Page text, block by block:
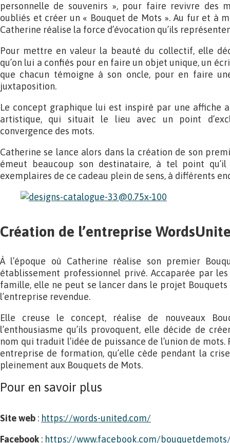
personnelle de souvenirs », pour faire revivre des
oubliés et créer un « Bouquet de Mots ». Au fur et à
Catherine réalise la force d’évocation qu’ils
Pour mettre en valeur la beauté du collectif, elle
qu’on lui a confiés pour en faire un objet unique, un
que chacun témoigne à son oncle, pour en faire
juxtaposition.
Le concept graphique lui est inspiré par une affiche
artistique, qui situait le lieu avec un point
convergence des mots.
Catherine se lance alors dans la création de son
émeut beaucoup son destinataire, à tel point qu’il
exemplaires de ce cadeau plein de sens, à différents
Création de l’entreprise
À l’époque où Catherine réalise son premier
établissement professionnel privé. Accaparée par
famille, elle ne peut se lancer dans le projet Bouquets
l’entreprise revendue.
Elle creuse le concept, réalise de nouveaux
l’enthousiasme qu’ils provoquent, elle décide de
nom qui traduit l’idée de puissance de l’union de
entreprise de formation, qu’elle cède pendant la
pleinement aux Bouquets de Mots.
Pour en savoir plus
Site web : https://words-united.com/
Facebook : https://www.facebook.com/